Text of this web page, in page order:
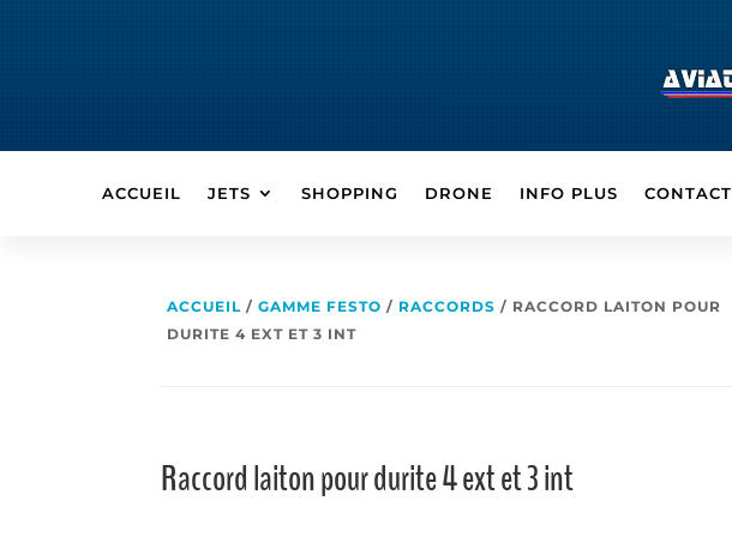
ACCUEIL JETS SHOPPING DRONE INFO PLUS CONTACT
ACCUEIL /GAMME FESTO / RACCORDS / RACCORD LAITON POUR
DURITE 4 EXT ET 3 INT
Raccord laiton pour durite 4 ext et 3 int